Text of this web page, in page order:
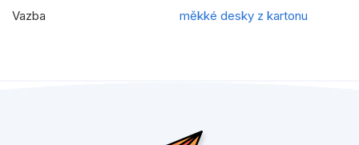
Vazba měkké desky z kartonu